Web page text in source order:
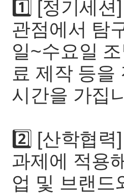
1️⃣ [정기세
관점에서 탐
일~수요일
료 제작 등을
시간을 가집
2️⃣ [산학협
과제에 적용
업 및 브랜드